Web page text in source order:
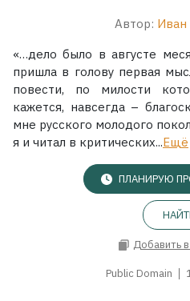
Автор: Иван
«…дело было в августе
пришла в голову первая
повести, по милости
кажется, навсегда –
мне русского молодого
я и читал в критических...Ещё
ПЛАНИРУЮ
Добавить
Public Domain